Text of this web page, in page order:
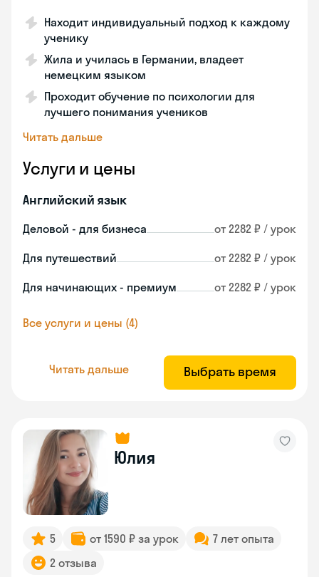
Находит индивидуальный подход к каждому
ученику
Жила и училась в Германии, владеет
немецким языком
Проходит обучение по психологии для
лучшего понимания учеников
Читать дальше
Услуги и цены
Английский язык
Деловой - для бизнеса от 2282 ₽ / урок
Для путешествий от 2282 ₽ / урок
Для начинающих - премиум от 2282 ₽ / урок
Все услуги и цены (4)
Читать дальше Выбрать время
Юлия
5 от 1590 ₽ за урок
7 лет опыта
2 отзыва